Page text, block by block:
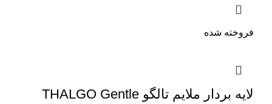
فروخته شده
لایه بردار ملایم تالگو THALGO Gentle